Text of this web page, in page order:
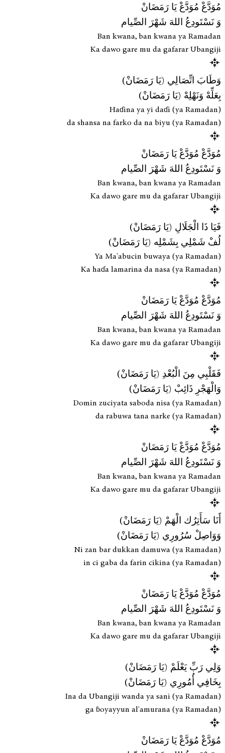
مُوَدَّعْ مُوَدَّعْ يَا رَمَضَانْ
وَ نَسْتَودِعُ اللهَ شَهْرَ الصِّيام
Ban kwana, ban kwana ya Ramadan
Ka dawo gare mu da gafarar Ubangiji
وَطَابَ اتِّصَالِي (يَا رَمَضَانْ)
بِعَلِّهْ وَنَهْلِهْ (يَا رَمَضَانْ)
Haɗina ya yi daɗi (ya Ramadan)
da shansa na farko da na biyu (ya Ramadan)
مُوَدَّعْ مُوَدَّعْ يَا رَمَضَانْ
وَ نَسْتَودِعُ اللهَ شَهْرَ الصِّيام
Ban kwana, ban kwana ya Ramadan
Ka dawo gare mu da gafarar Ubangiji
فَيَا ذَا الْجَلَالِ (يَا رَمَضَانْ)
لُفْ شَمْلِي بِشَمْلِه (يَا رَمَضَانْ)
Ya Ma'abucin buwaya (ya Ramadan)
Ka haɗa lamarina da nasa (ya Ramadan)
مُوَدَّعْ مُوَدَّعْ يَا رَمَضَانْ
وَ نَسْتَودِعُ اللهَ شَهْرَ الصِّيام
Ban kwana, ban kwana ya Ramadan
Ka dawo gare mu da gafarar Ubangiji
فَقَلْبِي مِنَ الْبُعْدِ (يَا رَمَضَانْ)
وَالْهَجْرِ ذَائِبْ (يَا رَمَضَانْ)
Domin zuciyata saboda nisa (ya Ramadan)
da rabuwa tana narke (ya Ramadan)
مُوَدَّعْ مُوَدَّعْ يَا رَمَضَانْ
وَ نَسْتَودِعُ اللهَ شَهْرَ الصِّيام
Ban kwana, ban kwana ya Ramadan
Ka dawo gare mu da gafarar Ubangiji
أَنَا سَأَتِرُك الْهَمْ (يَا رَمَضَانْ)
وَوَاصِلْ سُرُورِي (يَا رَمَضَانْ)
Ni zan bar dukkan damuwa (ya Ramadan)
in ci gaba da farin cikina (ya Ramadan)
مُوَدَّعْ مُوَدَّعْ يَا رَمَضَانْ
وَ نَسْتَودِعُ اللهَ شَهْرَ الصِّيام
Ban kwana, ban kwana ya Ramadan
Ka dawo gare mu da gafarar Ubangiji
وَلِي رَبِّ يَعْلَمْ (يَا رَمَضَانْ)
بِخَافِي أُمُورِي (يَا رَمَضَانْ)
Ina da Ubangiji wanda ya sani (ya Ramadan)
ga ɓoyayyun al'amurana (ya Ramadan)
مُوَدَّعْ مُوَدَّعْ يَا رَمَضَانْ